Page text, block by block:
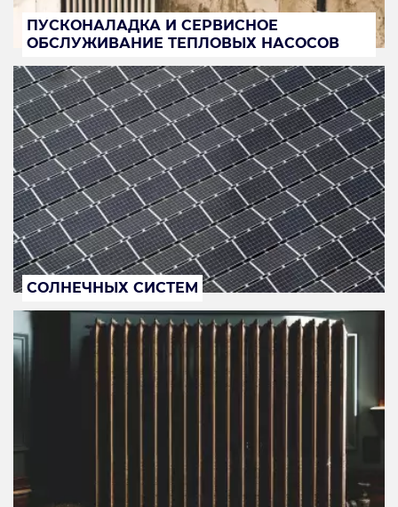
ПУСКОНАЛАДКА И СЕРВИСНОЕ
ОБСЛУЖИВАНИЕ ТЕПЛОВЫХ НАСОСОВ
СОЛНЕЧНЫХ СИСТЕМ